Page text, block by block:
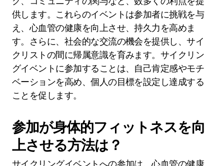
供します。これらのイベントは参加者に挑戦を与
え、心血管の健康を向上させ、持久力を高めま
す。さらに、社会的な交流の機会を提供し、サイ
クリストの間に帰属意識を育みます。サイクリン
グイベントに参加することは、自己肯定感やモチ
ベーションを高め、個人の目標を設定し達成する
ことを促します。
参加が身体的フィットネスを向
上させる方法は？